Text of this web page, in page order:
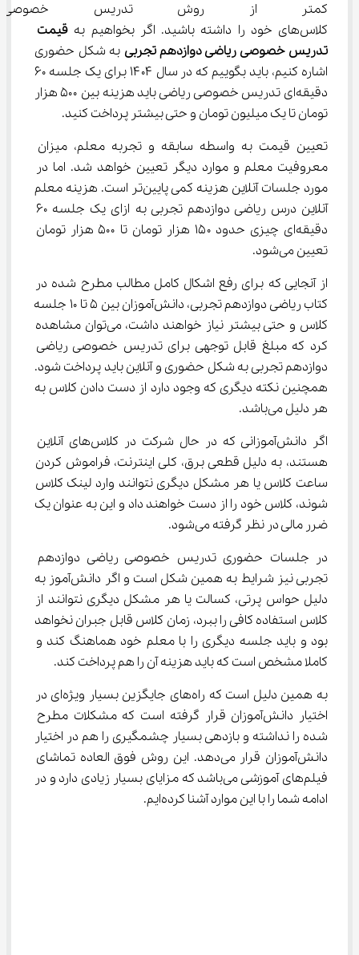
کمتر از روش تدریس
کلاس‌های خود را داشته باشید. اگر بخواهیم به
قیمت
تدریس خصوصی ریاضی دوازدهم تجربی به شکل حضوری
دقیقه‌ای تدریس خصوصی ریاضی باید هزینه بین ۵۰۰ هزار
تومان تا یک میلیون تومان و حتی بیشتر پرداخت کنید.
تعیین قیمت به واسطه سابقه و تجربه معلم، میزان
معروفیت معلم و موارد دیگر تعیین خواهد شد. اما در
مورد جلسات آنلاین هزینه کمی پایین‌تر است. هزینه معلم
آنلاین درس ریاضی دوازدهم تجربی به ازای یک جلسه ۶۰
دقیقه‌ای چیزی حدود ۱۵۰ هزار تومان تا ۵۰۰ هزار تومان
تعیین می‌شود.
از آنجایی که برای رفع اشکال کامل مطالب مطرح شده در
کتاب ریاضی دوازدهم تجربی، دانش‌آموزان بین ۵ تا ۱۰ جلسه
کلاس و حتی بیشتر نیاز خواهند داشت، می‌توان مشاهده
کرد که مبلغ قابل توجهی برای تدریس خصوصی ریاضی
دوازدهم تجربی به شکل حضوری و آنلاین باید پرداخت شود.
همچنین نکته دیگری که وجود دارد از دست دادن کلاس به
هر دلیل می‌باشد.
اگر دانش‌آموزانی که در حال شرکت در کلاس‌های آنلاین
هستند، به دلیل قطعی برق، کلی اینترنت، فراموش کردن
ساعت کلاس یا هر مشکل دیگری نتوانند وارد لینک کلاس
شوند، کلاس خود را از دست خواهند داد و این به عنوان یک
ضرر مالی در نظر گرفته می‌شود.
در جلسات حضوری تدریس خصوصی ریاضی دوازدهم
تجربی نیز شرایط به همین شکل است و اگر دانش‌آموز به
دلیل حواس پرتی، کسالت یا هر مشکل دیگری نتوانند از
کلاس استفاده کافی را ببرد، زمان کلاس قابل جبران نخواهد
بود و باید جلسه دیگری را با معلم خود هماهنگ کند و
کاملا مشخص است که باید هزینه آن را هم پرداخت کند.
به همین دلیل است که راه‌های جایگزین بسیار ویژه‌ای در
اختیار دانش‌آموزان قرار گرفته است که مشکلات مطرح
شده را نداشته و بازدهی بسیار چشمگیری را هم در اختیار
دانش‌آموزان قرار می‌دهد. این روش فوق العاده تماشای
فیلم‌های آموزشی می‌باشد که مزایای بسیار زیادی دارد و در
ادامه شما را با این موارد آشنا کرده‌ایم.